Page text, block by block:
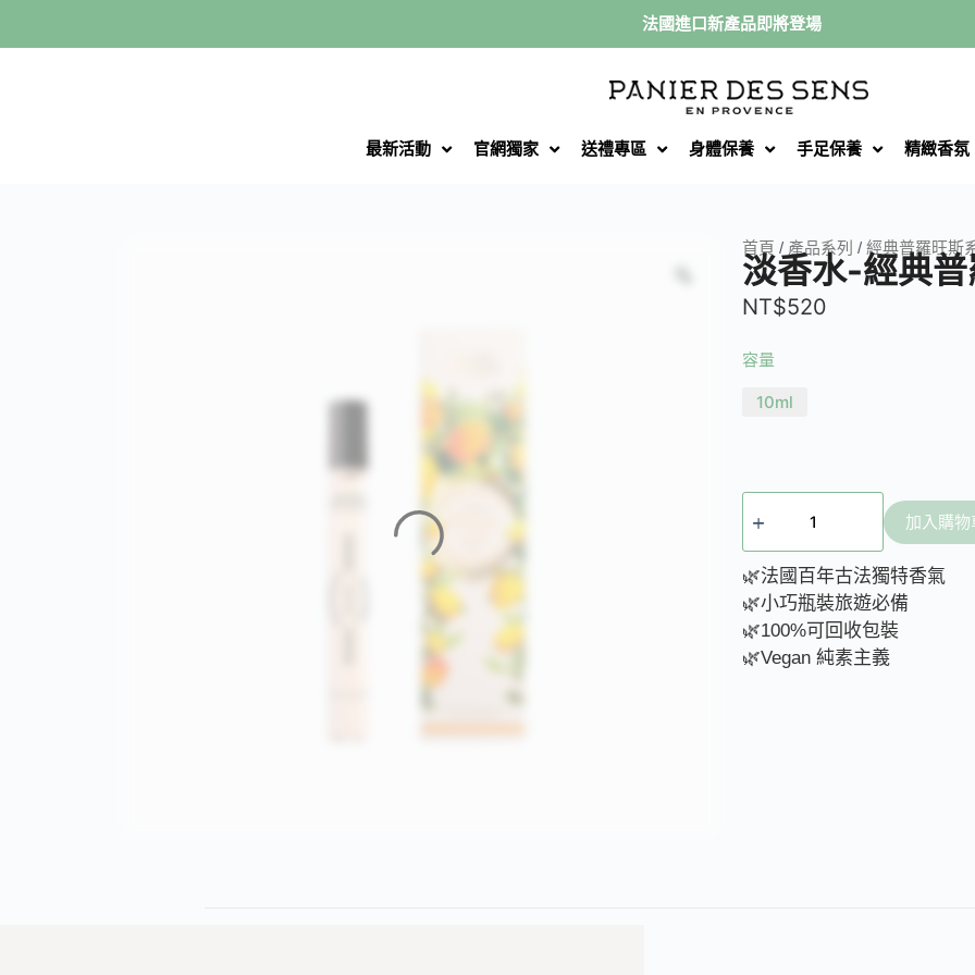
至
法國進口新產品即將登場
最新活動 官網獨家 送禮專區 身體保養 手足保養 精緻香氛
首頁 / 產品系列 / 經典普羅旺斯
淡香水-經典
NT$520
容量
10ml
加入購物
🌿法國百年古法獨特香氣
🌿小巧瓶裝旅遊必備
🌿100%可回收包裝
🌿Vegan 純素主義